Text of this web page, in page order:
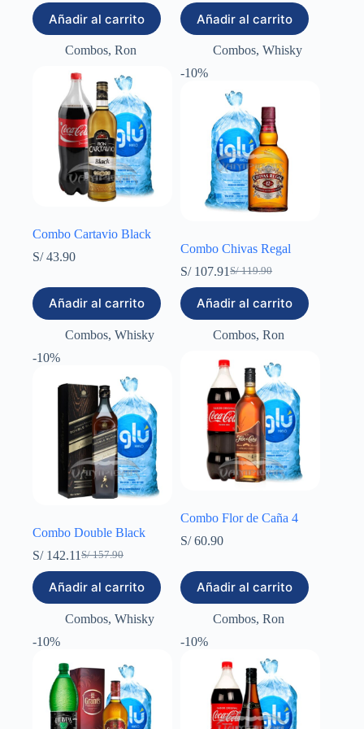
original
era:
S/ 139.90.
actual
es:
S/ 125.91.
Añadir al carrito
original
era:
S/ 56.90.
actual
es:
S/ 51.21.
Añadir al carrito
Combos, Ron
Combo Cartavio Black
S/43.90
Añadir al carrito
Combos,Whisky
-10%
Combo Chivas Regal
S/119.90
El
precio
original
era:
S/ 119.90.
S/107.91El
precio
actual
es:
S/ 107.91.
Añadir al carrito
Combos, Whisky
-10%
Combo Double Black
S/157.90
El
precio
original
era:
S/ 157.90.
S/142.11El
precio
actual
es:
S/ 142.11.
Añadir al carrito
Combos,Ron
Combo Flor de Caña 4
S/60.90
Añadir al carrito
Combos, Whisky
-10%
Combos,Ron
-10%